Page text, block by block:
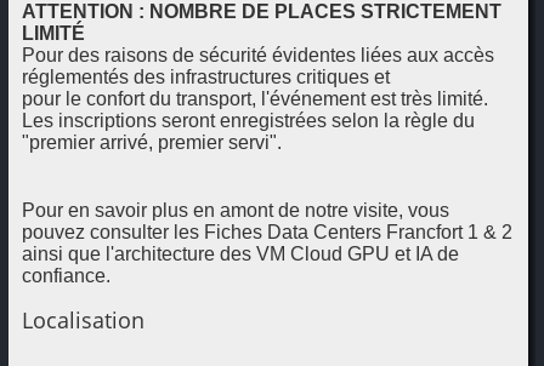
ATTENTION : NOMBRE DE PLACES STRICTEMENT
LIMITÉ
Pour des raisons de sécurité évidentes liées aux accès
réglementés des infrastructures critiques et
pour le confort du transport, l'événement est très limité.
Les inscriptions seront enregistrées selon la règle du
"premier arrivé, premier servi".
Pour en savoir plus en amont de notre visite, vous
pouvez consulter les Fiches Data Centers Francfort 1 & 2
ainsi que l'architecture des VM Cloud GPU et IA de
confiance.
Localisation